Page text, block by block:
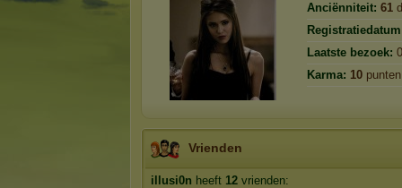
Anciënniteit: 61
Laatste bezoek:
Karma: 10 punten
Vrienden
illusi0n heeft 12 vrienden: